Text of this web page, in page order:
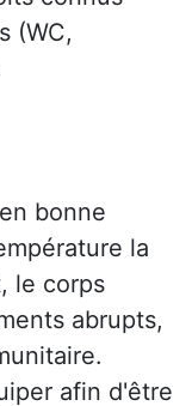
(WC,
bonne
la
le corps
abrupts,
afin d'être